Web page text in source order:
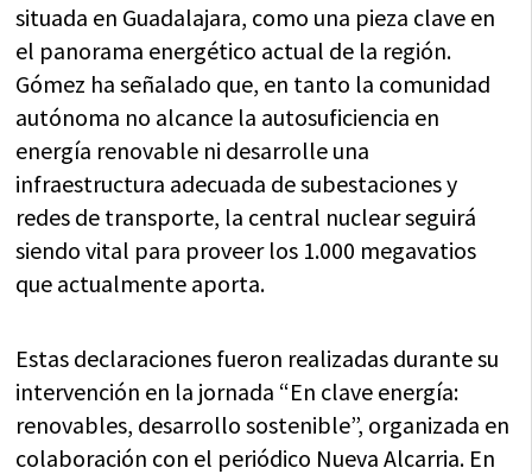
situada en Guadalajara, como una pieza clave en
el panorama energético actual de la región.
Gómez ha señalado que, en tanto la comunidad
autónoma no alcance la autosuficiencia en
energía renovable ni desarrolle una
infraestructura adecuada de subestaciones y
redes de transporte, la central nuclear seguirá
siendo vital para proveer los 1.000 megavatios
que actualmente aporta.
Estas declaraciones fueron realizadas durante su
intervención en la jornada “En clave energía:
renovables, desarrollo sostenible”, organizada en
colaboración con el periódico Nueva Alcarria. En